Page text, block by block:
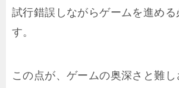
試行錯誤しながらゲームを進める
す。
この点が、ゲームの奥深さと難し